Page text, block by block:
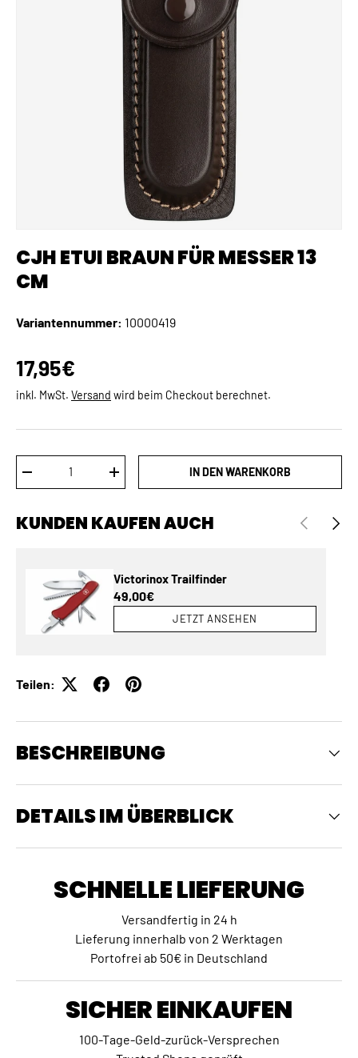
CJH ETUI BRAUN FÜR MESSER 13
CM
Variantennummer: 10000419
Normaler Preis
17,95€
inkl. MwSt. Versand wird beim Checkout berechnet.
MENGE VERRINGERNMENGE ERHÖHENIN DEN WARENKORB
KUNDEN KAUFEN AUCH VORHERIGE
Victorinox Trailfinder
Normaler Preis
49,00€
JETZT ANSEHEN
Teilen:
BESCHREIBUNG
DETAILS IM ÜBERBLICK
SCHNELLE LIEFERUNG
Versandfertig in 24 h
Lieferung innerhalb von 2 Werktagen
Portofrei ab 50€ in Deutschland
SICHER EINKAUFEN
100-Tage-Geld-zurück-Versprechen